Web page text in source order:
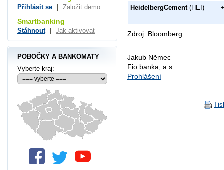
HeidelbergCement(HEI)
Zdroj: Bloomberg
Jakub Němec
Fio banka, a.s.
Prohlášení
Přihlásit se Založit demo
Smartbanking
Stáhnout Jak aktivovat
POBOČKY A BANKOMATY
Vyberte kraj: